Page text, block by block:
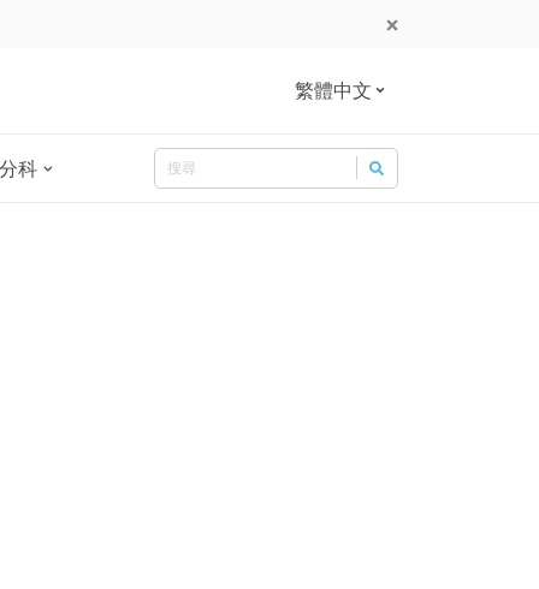
繁體中文
科
Search for:
Search